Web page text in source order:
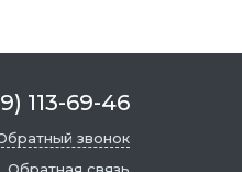
113-69-46
звонок